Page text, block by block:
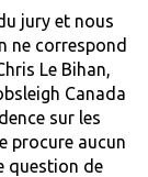
jury et nous
ne correspond
Le Bihan,
Canada
sur les
procure aucun
question de